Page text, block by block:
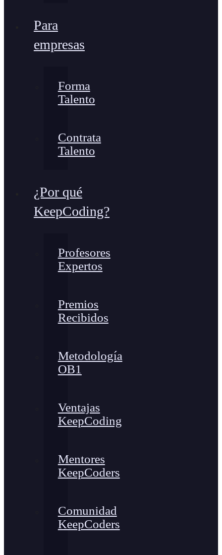
Para
empresas
Forma
Talento
Contrata
Talento
¿Por qué
KeepCoding?
Profesores
Expertos
Premios
Recibidos
Metodología
OB1
Ventajas
KeepCoding
Mentores
KeepCoders
Comunidad
KeepCoders